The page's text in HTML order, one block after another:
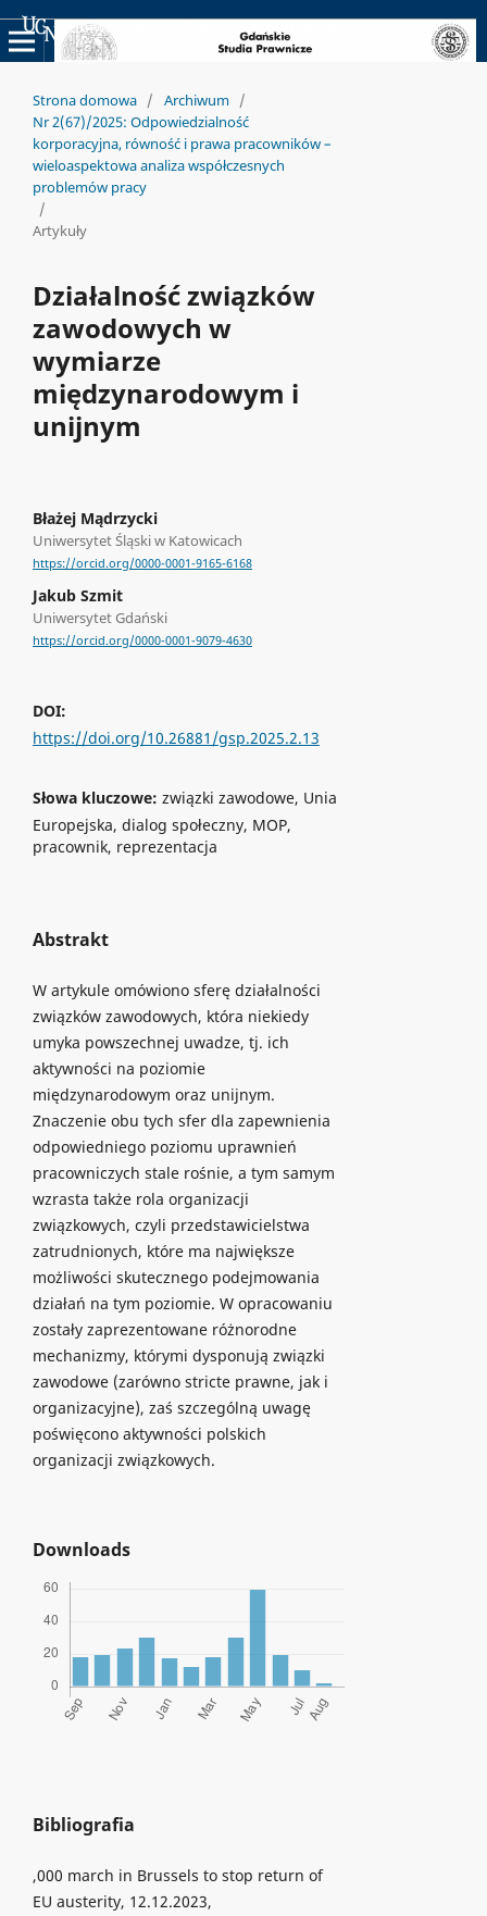
Uniwersyteckie Czasopisma Naukowe
Strona domowa / Archiwum /
Nr 2(67)/2025: Odpowiedzialność
korporacyjna, równość i prawa pracowników –
wieloaspektowa analiza współczesnych
problemów pracy
/
Artykuły
Działalność związków
zawodowych w
wymiarze
międzynarodowym i
unijnym
Błażej Mądrzycki
Uniwersytet Śląski w Katowicach
https://orcid.org/0000-0001-9165-6168
Jakub Szmit
Uniwersytet Gdański
https://orcid.org/0000-0001-9079-4630
DOI:
https://doi.org/10.26881/gsp.2025.2.13
Słowa kluczowe: związki zawodowe, Unia
Europejska, dialog społeczny, MOP,
pracownik, reprezentacja
Abstrakt
W artykule omówiono sferę działalności
związków zawodowych, która niekiedy
umyka powszechnej uwadze, tj. ich
aktywności na poziomie
międzynarodowym oraz unijnym.
Znaczenie obu tych sfer dla zapewnienia
odpowiedniego poziomu uprawnień
pracowniczych stale rośnie, a tym samym
wzrasta także rola organizacji
związkowych, czyli przedstawicielstwa
zatrudnionych, które ma największe
możliwości skutecznego podejmowania
działań na tym poziomie. W opracowaniu
zostały zaprezentowane różnorodne
mechanizmy, którymi dysponują związki
zawodowe (zarówno stricte prawne, jak i
organizacyjne), zaś szczególną uwagę
poświęcono aktywności polskich
organizacji związkowych.
Downloads
Bibliografia
,000 march in Brussels to stop return of
EU austerity, 12.12.2023,